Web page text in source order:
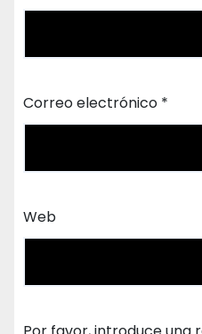
Correo electrónico *
Web